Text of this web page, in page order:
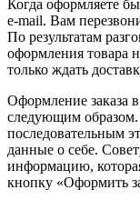
Когда оформляете
e-mail. Вам
По результатам
оформления товара
только ждать
Оформление заказа
следующим
последовательным
данные о себе.
информацию,
кнопку «Оформить